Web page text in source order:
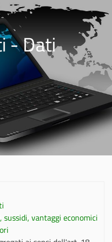
- Dati
vantaggi economici